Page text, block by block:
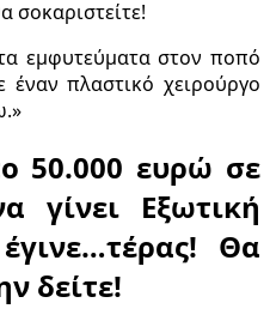
εμφυτεύματα στον ποπό
πλαστικό χειρούργο
50.000 ευρώ σε
γίνει Eξωτική
Θα
δείτε!